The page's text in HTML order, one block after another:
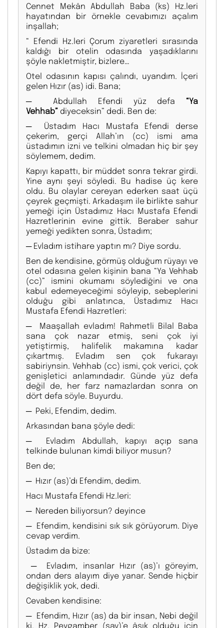
Cennet Mekân Abdullah Baba (ks) Hz.leri
hayatından bir örnekle cevabımızı açalım
inşallah;
“ Efendi Hz.leri Çorum ziyaretleri sırasında
kaldığı bir otelin odasında yaşadıklarını
şöyle nakletmiştir, bizlere…
Otel odasının kapısı çalındı, uyandım. İçeri
gelen Hızır (as) idi. Bana;
─ Abdullah Efendi yüz defa “Ya
Vehhab” diyeceksin” dedi. Ben de:
─ Üstadım Hacı Mustafa Efendi derse
çekerim, gerçi Allah’ın (cc) ismi ama
üstadımın izni ve telkini olmadan hiç bir şey
söylemem, dedim.
Kapıyı kapattı, bir müddet sonra tekrar girdi.
Yine aynı şeyi söyledi. Bu hadise üç kere
oldu. Bu olaylar cereyan ederken saat üçü
çeyrek geçmişti. Arkadaşım ile birlikte sahur
yemeği için Üstadımız Hacı Mustafa Efendi
Hazretlerinin evine gittik. Beraber sahur
yemeği yedikten sonra, Üstadım;
─ Evladım istihare yaptın mı? Diye sordu.
Ben de kendisine, görmüş olduğum rüyayı ve
otel odasına gelen kişinin bana “Ya Vehhab
(cc)” ismini okumamı söylediğini ve ona
kabul edemeyeceğimi söyleyip, sebeplerini
olduğu gibi anlatınca, Üstadımız Hacı
Mustafa Efendi Hazretleri:
─ Maaşallah evladım! Rahmetli Bilal Baba
sana çok nazar etmiş, seni çok iyi
yetiştirmiş, halifelik makamına kadar
çıkartmış. Evladım sen çok fukarayı
sabiriynsin. Vehhab (cc) ismi, çok verici, çok
genişletici anlamındadır. Günde yüz defa
değil de, her farz namazlardan sonra on
dört defa söyle. Buyurdu.
─ Peki, Efendim, dedim.
Arkasından bana şöyle dedi:
─ Evladım Abdullah, kapıyı açıp sana
telkinde bulunan kimdi biliyor musun?
Ben de;
─ Hızır (as)’dı Efendim, dedim.
Hacı Mustafa Efendi Hz.leri:
─ Nereden biliyorsun? deyince
─ Efendim, kendisini sık sık görüyorum. Diye
cevap verdim.
Üstadım da bize:
─ Evladım, insanlar Hızır (as)’ı göreyim,
ondan ders alayım diye yanar. Sende hiçbir
değişiklik yok, dedi.
Cevaben kendisine:
─ Efendim, Hızır (as) da bir insan, Nebi değil
ki. Hz. Peygamber (sav)’e âşık olduğu için